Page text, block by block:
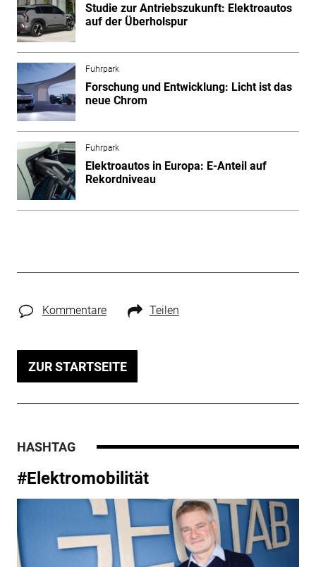
Studie zur Antriebszukunft: Elektroautos
auf der Überholspur
Fuhrpark
Forschung und Entwicklung: Licht ist das
neue Chrom
Fuhrpark
Elektroautos in Europa: E-Anteil auf
Rekordniveau
Kommentare Teilen
ZUR STARTSEITE
HASHTAG
#Elektromobilität